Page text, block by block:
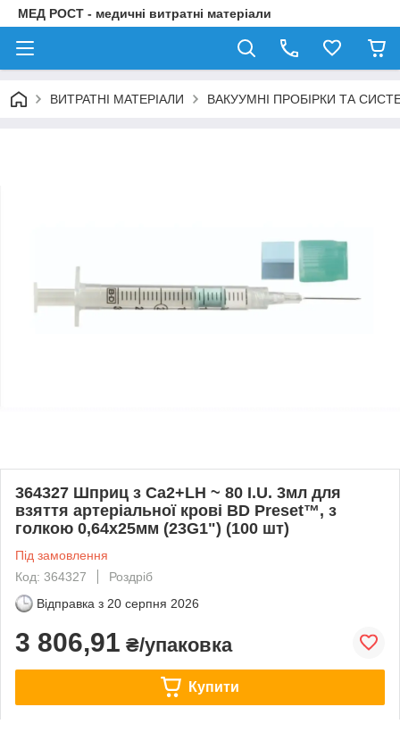
МЕД РОСТ - медичні витратні матеріали
ВИТРАТНІ МАТЕРІАЛИ ВАКУУМНІ ПРОБІРКИ ТА
364327 Шприц з Ca2+LH ~ 80 I.U. 3мл для
взяття артеріальної крові BD Preset™, з
голкою 0,64x25мм (23G1") (100 шт)
Під замовлення
Код: 364327
Роздріб
Відправка з 20 серпня 2026
3 806,91 ₴/упаковка
Купити